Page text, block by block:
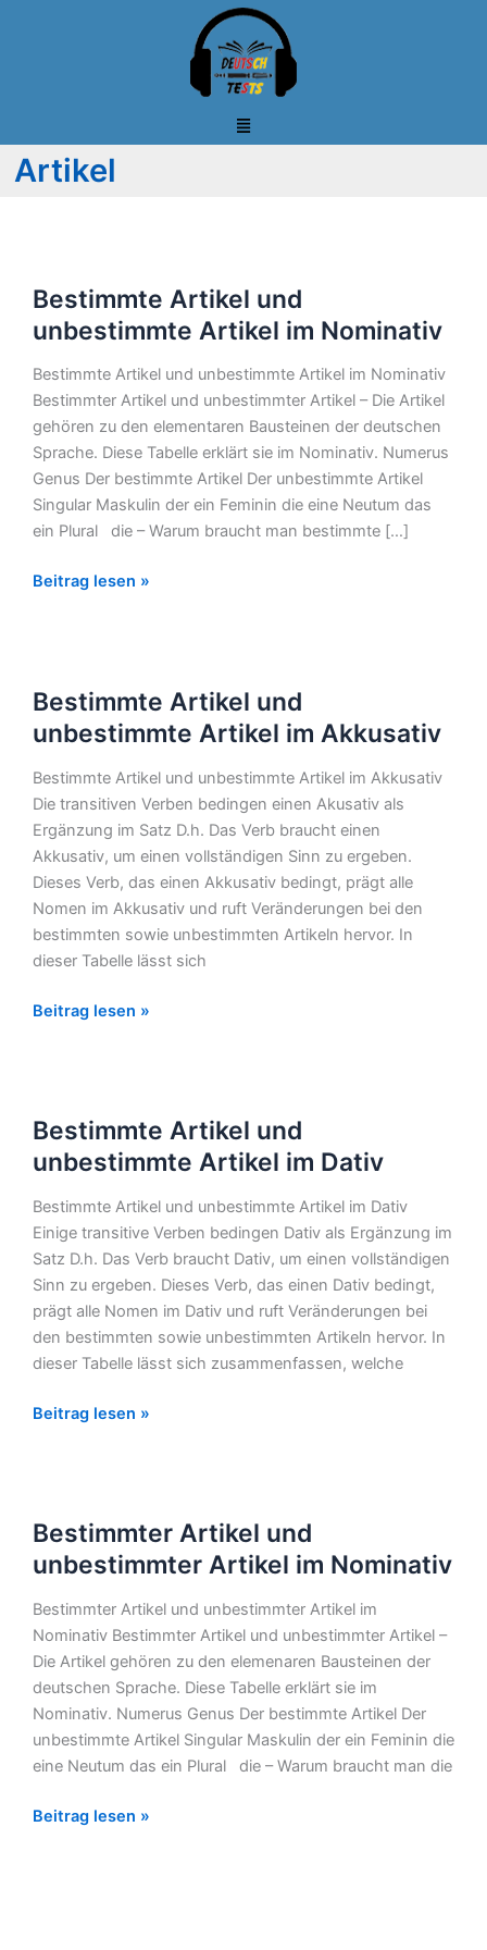
Artikel​
Bestimmte Artikel und
unbestimmte Artikel im Nominativ
Bestimmte Artikel und unbestimmte Artikel im Nominativ
Bestimmter Artikel und unbestimmter Artikel – Die Artikel
gehören zu den elementaren Bausteinen der deutschen
Sprache. Diese Tabelle erklärt sie im Nominativ. Numerus
Genus Der bestimmte Artikel Der unbestimmte Artikel
Singular Maskulin der ein Feminin die eine Neutum das
ein Plural die – Warum braucht man bestimmte […]
Artikel
und
Artikel
im
Nominativ
Beitrag lesen »
Bestimmte Artikel und
unbestimmte Artikel im Akkusativ
Bestimmte Artikel und unbestimmte Artikel im Akkusativ
Die transitiven Verben bedingen einen Akusativ als
Ergänzung im Satz D.h. Das Verb braucht einen
Akkusativ, um einen vollständigen Sinn zu ergeben.
Dieses Verb, das einen Akkusativ bedingt, prägt alle
Nomen im Akkusativ und ruft Veränderungen bei den
bestimmten sowie unbestimmten Artikeln hervor. In
dieser Tabelle lässt sich
Artikel
und
Artikel
im
Akkusativ
Beitrag lesen »
Bestimmte Artikel und
unbestimmte Artikel im Dativ
Bestimmte Artikel und unbestimmte Artikel im Dativ
Einige transitive Verben bedingen Dativ als Ergänzung im
Satz D.h. Das Verb braucht Dativ, um einen vollständigen
Sinn zu ergeben. Dieses Verb, das einen Dativ bedingt,
prägt alle Nomen im Dativ und ruft Veränderungen bei
den bestimmten sowie unbestimmten Artikeln hervor. In
dieser Tabelle lässt sich zusammenfassen, welche
Artikel
und
Artikel
im
Dativ
Beitrag lesen »
Bestimmter Artikel und
unbestimmter Artikel im Nominativ
Bestimmter Artikel und unbestimmter Artikel im
Nominativ Bestimmter Artikel und unbestimmter Artikel –
Die Artikel gehören zu den elemenaren Bausteinen der
deutschen Sprache. Diese Tabelle erklärt sie im
Nominativ. Numerus Genus Der bestimmte Artikel Der
unbestimmte Artikel Singular Maskulin der ein Feminin die
eine Neutum das ein Plural die – Warum braucht man die
Artikel
und
Artikel
im
Nominativ
Beitrag lesen »